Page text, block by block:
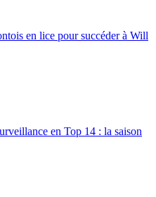
en lice pour succéder à Will
en Top 14 : la saison